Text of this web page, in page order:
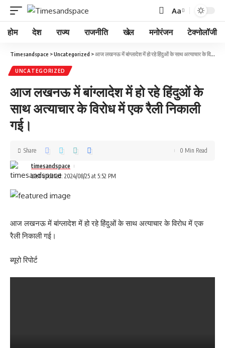
Aa
होम देश राज्य राजनीति खेल मनोरंजन टेक्नोलॉजी
Timesandspace >Uncategorized >आज लखनऊ में बांग्लादेश में हो रहे हिंदुओं के साथ अत्याचार के विरोध में एक रैली निकाली गई।
UNCATEGORIZED
आज लखनऊ में बांग्लादेश में हो रहे हिंदुओं के
साथ अत्याचार के विरोध में एक रैली निकाली
गई।
Last updated: 2024/08/25 at 5:52 PM
timesandspace
Share 0 Min Read
आज लखनऊ में बांग्लादेश में हो रहे हिंदुओं के साथ अत्याचार के विरोध में एक
रैली निकाली गई।
ब्यूरो रिपोर्ट